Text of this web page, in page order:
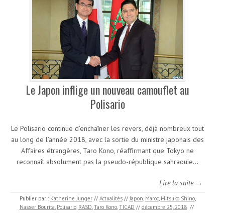
Le Japon inflige un nouveau camouflet au
Polisario
Le Polisario continue d’enchaîner les revers, déjà nombreux tout
au long de l’année 2018, avec la sortie du ministre japonais des
Affaires étrangères, Taro Kono, réaffirmant que Tokyo ne
reconnaît absolument pas la pseudo-république sahraouie…
Lire la suite →
Publier par : Katherine Junger // Actualités // Japon, Maroc, Mitsuko Shino,
Nasser Bourita, Polisario, RASD,Taro Kono,TICAD // décembre 25, 2018 //